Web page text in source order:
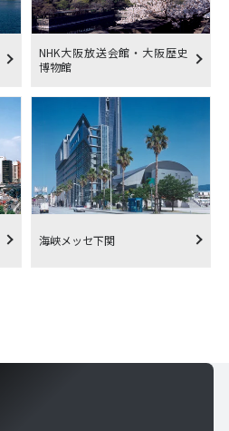
NHK大阪放送会館・大阪歴史
博物館
海峡メッセ下関